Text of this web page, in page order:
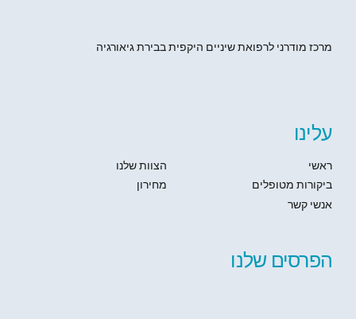
מרכז מודרני לרפואת שיניים היקפית בבירת גיאורגיה
עלינו
ראשי
הצוות שלנו
ביקורות מטופלים
מחירון
אנשי קשר
הפרסים שלנו